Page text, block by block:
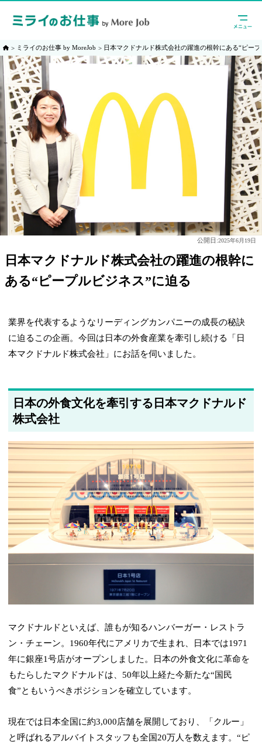
ミライのお仕事 by MoreJob 日本マクドナルド株式会社の躍進の根幹にある“ピー
公開日:2025年6月19日
日本マクドナルド株式会社の躍進の根幹に
ある“ピープルビジネス”に迫る
業界を代表するようなリーディングカンパニーの成長の秘訣
に迫るこの企画。今回は日本の外食産業を牽引し続ける「日
本マクドナルド株式会社」にお話を伺いました。
日本の外食文化を牽引する日本マクドナルド
株式会社
マクドナルドといえば、誰もが知るハンバーガー・レストラ
ン・チェーン。1960年代にアメリカで生まれ、日本では1971
年に銀座1号店がオープンしました。日本の外食文化に革命を
もたらしたマクドナルドは、50年以上経た今新たな“国民
食”ともいうべきポジションを確立しています。
現在では日本全国に約3,000店舗を展開しており、「クルー」
と呼ばれるアルバイトスタッフも全国20万人を数えます。“ピ